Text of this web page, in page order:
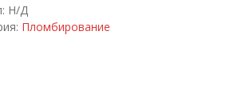
Н/Д
Пломбирование